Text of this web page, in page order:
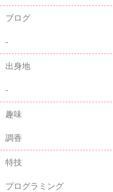
ブログ
-
出身地
-
趣味
調香
特技
プログラミング